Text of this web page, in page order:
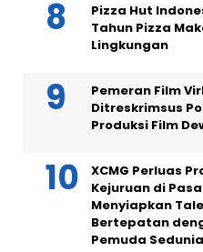
Pizza Hut
Tahun Pizza
Lingkungan
Pemeran Film
Ditreskrimsus
Produksi Film
XCMG Perluas
Kejuruan di
Menyiapkan
Bertepatan
Pemuda Sedunia